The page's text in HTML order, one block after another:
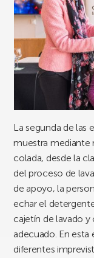
La segunda de las
muestra mediante
colada, desde la
del proceso de
de apoyo, la
echar el
cajetín de lavado
adecuado. En
diferentes